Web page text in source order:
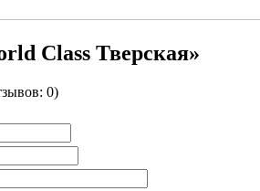
Class Тверская»
0)